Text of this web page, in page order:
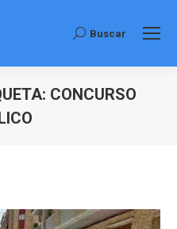
Buscar:
Buscar
CONCURSO